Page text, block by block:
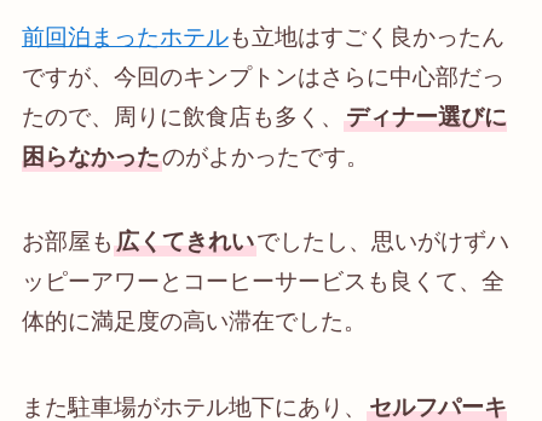
前回泊まったホテルも立地はすごく良かったん
ですが、今回のキンプトンはさらに中心部だっ
たので、周りに飲食店も多く、 ディナー選びに
困らなかったのがよかったです。
お部屋も 広くてきれいでしたし、思いがけずハ
ッピーアワーとコーヒーサービスも良くて、全
体的に満足度の高い滞在でした。
また駐車場がホテル地下にあり、 セルフパーキ